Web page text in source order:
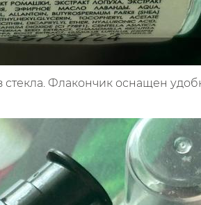
Флакончик оснащен